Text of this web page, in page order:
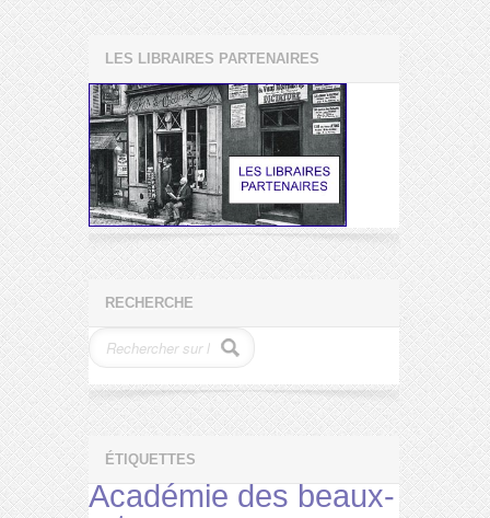
LES LIBRAIRES PARTENAIRES
RECHERCHE
ÉTIQUETTES
Académie des beaux-